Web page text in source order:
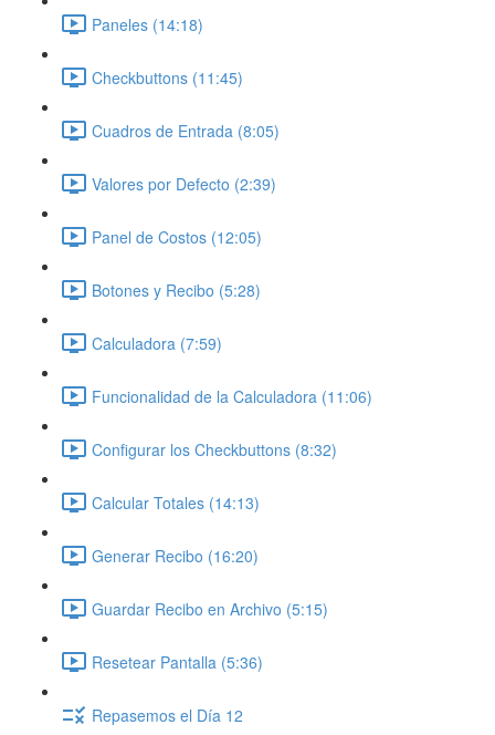
Paneles (14:18)
Checkbuttons (11:45)
Cuadros de Entrada (8:05)
Valores por Defecto (2:39)
Panel de Costos (12:05)
Botones y Recibo (5:28)
Calculadora (7:59)
Funcionalidad de la Calculadora (11:06)
Configurar los Checkbuttons (8:32)
Calcular Totales (14:13)
Generar Recibo (16:20)
Guardar Recibo en Archivo (5:15)
Resetear Pantalla (5:36)
Repasemos el Día 12